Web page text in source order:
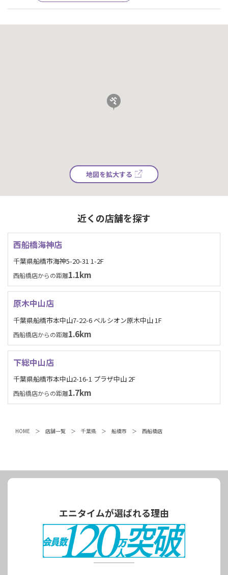
地図を拡大する
近くの店舗を探す
西船橋海神店
千葉県船橋市海神5-20-31 1-2F
西船橋店からの距離1.1km
原木中山店
千葉県船橋市本中山7-22-6 ベルシオン原木中山 1F
西船橋店からの距離1.6km
下総中山店
千葉県船橋市本中山2-16-1 プラザ中山 2F
西船橋店からの距離1.7km
HOME 店舗一覧 千葉県 船橋市 西船橋店
エニタイムが選ばれる理由